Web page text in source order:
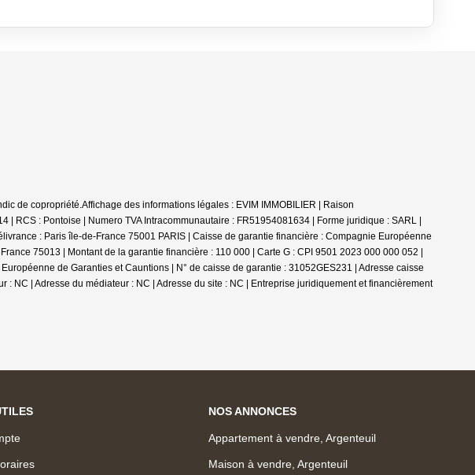
de copropriété.Affichage des informations légales : EVIM IMMOBILIER | Raison
RCS : Pontoise | Numero TVA Intracommunautaire : FR51954081634 | Forme juridique : SARL |
: Paris île-de-France 75001 PARIS | Caisse de garantie financière : Compagnie Européenne
75013 | Montant de la garantie financière : 110 000 | Carte G : CPI 9501 2023 000 000 052 |
de Garanties et Cauntions | N° de caisse de garantie : 31052GES231 | Adresse caisse
NC | Adresse du médiateur : NC | Adresse du site : NC |
Entreprise juridiquement et financièrement
NOS ANNONCES
Appartement à vendre, Argenteuil
Maison à vendre, Argenteuil